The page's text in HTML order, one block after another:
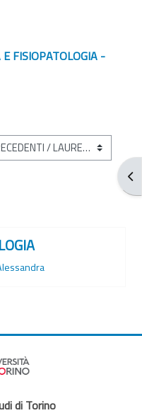
打
FISIOPATOLOGIA -
程
di Torino